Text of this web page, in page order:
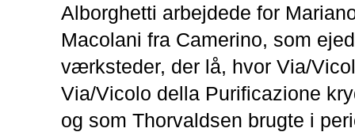
Alborghetti arbejdede for
Macolani fra Camerino, som
værksteder, der lå, hvor Via/
Via/Vicolo della Purificazione
og som Thorvaldsen brugte i